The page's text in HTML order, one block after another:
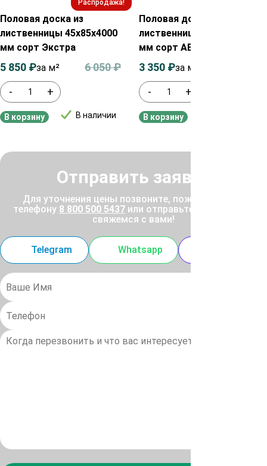
Распродажа!
Половая доска из
лиственницы 45х85х4000
мм сорт Экстра
- +
В наличии
6 050₽
5 850 ₽за м²
В корзину
Половая доска из
лиственницы 45х135х3000
мм сорт АВ
- +
3 350 ₽за м²
В корзину
Отправить заявку
Для уточнения цены позвоните, пожалуйста, по
телефону 8 800 500 5437 или отправьте заявку, и мы
свяжемся с вами!
Telegram Whatsapp